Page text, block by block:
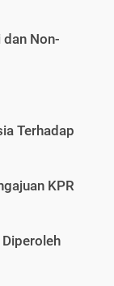
dan Non-
Terhadap
KPR